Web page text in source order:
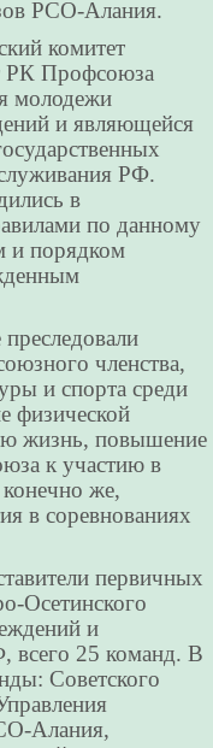
РСО-Алания.
комитет
РК Профсоюза
молодежи
и являющейся
РФ.
в
по данному
и порядком
членства,
и спорта среди
физической
жизнь, повышение
к участию в
же,
в соревнованиях
первичных
Осетинского
и
всего 25 команд. В
Советского
Алания,